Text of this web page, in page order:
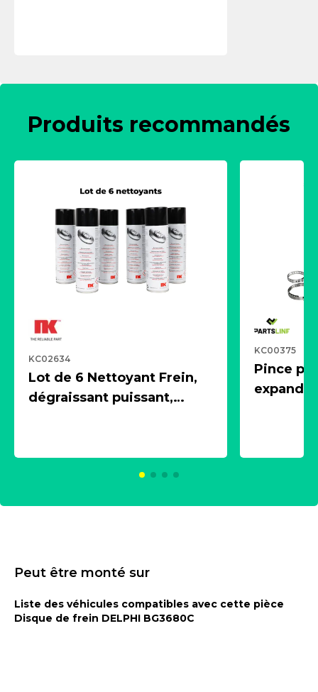
Produits recommandés
KC02634
Lot de 6 Nettoyant Frein,
dégraissant puissant,
KC00375
Pince
Peut être monté sur
Liste des véhicules compatibles avec cette pièce
Disque de frein DELPHI BG3680C